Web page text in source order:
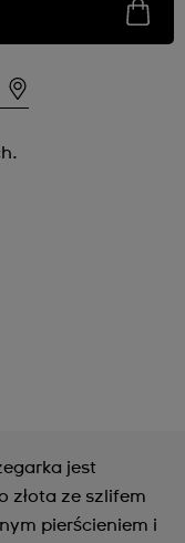
jest
złota ze szlifem
pierścieniem i